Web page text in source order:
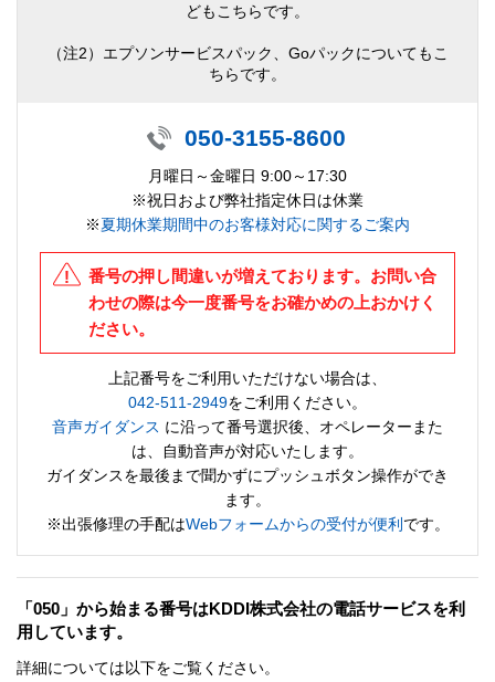
どもこちらです。
（注2）エプソンサービスパック、Goパックについてもこ
ちらです。
050-3155-8600
月曜日～金曜日 9:00～17:30
※祝日および弊社指定休日は休業
※夏期休業期間中のお客様対応に関するご案内
番号の押し間違いが増えております。お問い合
わせの際は今一度番号をお確かめの上おかけく
ださい。
上記番号をご利用いただけない場合は、
042-511-2949をご利用ください。
音声ガイダンス に沿って番号選択後、オペレーターまた
は、自動音声が対応いたします。
ガイダンスを最後まで聞かずにプッシュボタン操作ができ
ます。
※出張修理の手配はWebフォームからの受付が便利 です。
「050」から始まる番号はKDDI株式会社の電話サービスを利
用しています。
詳細については以下をご覧ください。